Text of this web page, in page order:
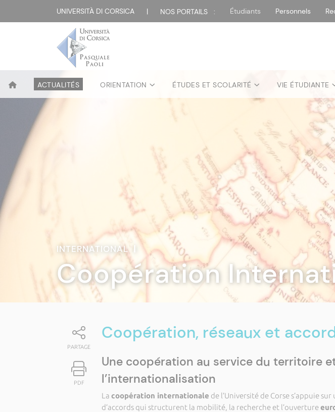
UNIVERSITÀ DI CORSICA | NOS PORTAILS : Étudiants Personnels
ACTUALITÉS ORIENTATION ÉTUDES ET SCOLARITÉ VIE ÉTUDIANTE
INTERNATIONAL
Coopération
PARTAGE
PDF
Coopération, réseaux et
Une coopération au service du territoire
l’internationalisation
La coopération internationale de l’Université de Corse s’appuie
d’accords qui structurent la mobilité, la recherche et l’ouverture